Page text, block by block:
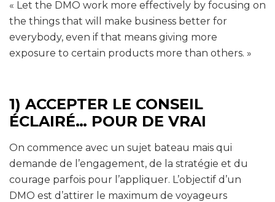
« Let the DMO work more effectively by focusing on
the things that will make business better for
everybody, even if that means giving more
exposure to certain products more than others. »
1) ACCEPTER LE CONSEIL
ÉCLAIRÉ… POUR DE VRAI
On commence avec un sujet bateau mais qui
demande de l’engagement, de la stratégie et du
courage parfois pour l’appliquer. L’objectif d’un
DMO est d’attirer le maximum de voyageurs